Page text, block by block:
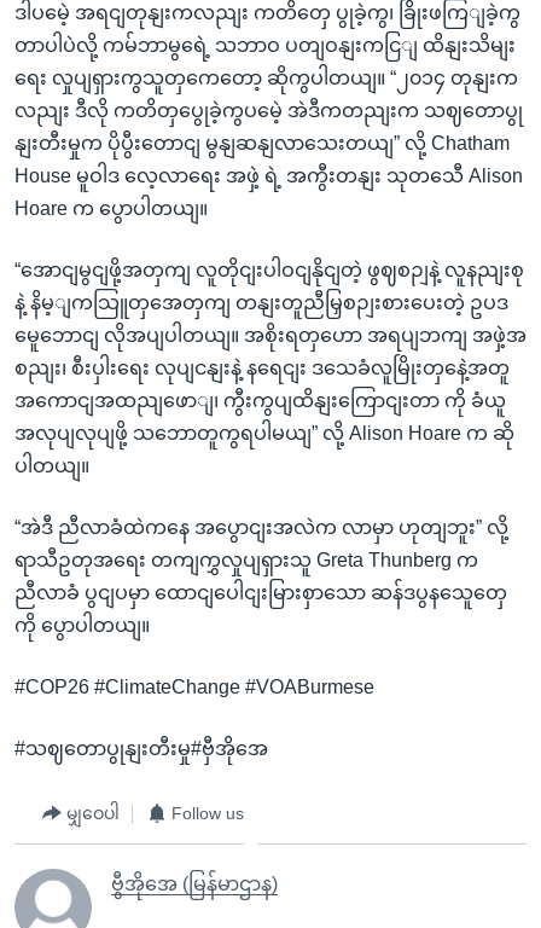
ဒါပမေဲ့ အရငျတုနျးကလညျး ကတိတှေ ပွုခဲ့ကွ၊ ခြိုးဖကြျခဲ့ကွ
တာပါပဲလို့ ကမ်ဘာမွရေဲ့ သဘာဝ ပတျဝနျးကငြျ ထိနျးသိမျး
ရေး လှုပျရှားကွသူတှကေတော့ ဆိုကွပါတယျ။ “၂၀၁၄ တုနျးက
လညျး ဒီလို ကတိတှပွေုခဲ့ကွပမေဲ့ အဲဒီကတညျးက သဈတောပွု
နျးတီးမှုက ပိုပွီးတောငျ မွနျဆနျလာသေးတယျ” လို့ Chatham
House မူဝါဒ လေ့လာရေး အဖှဲ့ ရဲ့ အကွီးတနျး သုတသေီ Alison
Hoare က ပွောပါတယျ။
“အောငျမွငျဖို့အတှကျ လူတိုငျးပါဝငျနိုငျတဲ့ ဖွဈစဉျနဲ့ လူနညျးစု
နဲ့ နိမ့ျကသြူတှအေတှကျ တနျးတူညီမြှစဉျးစားပေးတဲ့ ဥပဒ
မေူဘောငျ လိုအပျပါတယျ။ အစိုးရတှဟော အရပျဘကျ အဖှဲ့အ
စညျး၊ စီးပှါးရေး လုပျငနျးနဲ့ နရေငျး ဒသေခံလူမြိုးတှနေဲ့အတူ
အကောငျအထညျဖောျ၊ ကွီးကွပျထိနျးကြောငျးတာ ကို ခံယူ
အလုပျလုပျဖို့ သဘောတူကွရပါမယျ” လို့ Alison Hoare က ဆို
ပါတယျ။
“အဲဒီ ညီလာခံထဲကနေ အပွောငျးအလဲက လာမှာ ဟုတျဘူး” လို့
ရာသီဥတုအရေး တကျကွှလှုပျရှားသူ Greta Thunberg က
ညီလာခံ ပွငျပမှာ ထောငျပေါငျးမြားစှာသော ဆန်ဒပွနသေူတှေ
ကို ပွောပါတယျ။
#COP26 #ClimateChange #VOABurmese
#သဈတောပွုနျးတီးမှု#ဗှီအိုအေ
မျှဝေပါ Follow us
ဗွီအိုအေ (မြန်မာဌာန)